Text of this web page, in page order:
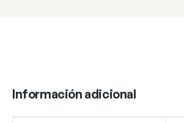
Información adicional